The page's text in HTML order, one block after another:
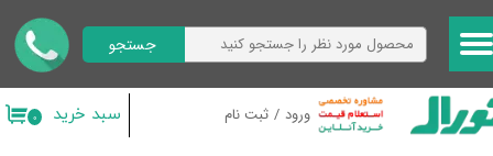
ورود / ثبت نام
حساب کاربری من
تغییر گذر واژه
جستجو
۰ سبد خرید